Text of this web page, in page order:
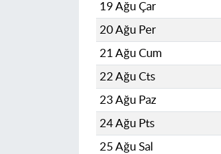
19 Ağu Çar
20 Ağu Per
21 Ağu Cum
22 Ağu Cts
23 Ağu Paz
24 Ağu Pts
25 Ağu Sal